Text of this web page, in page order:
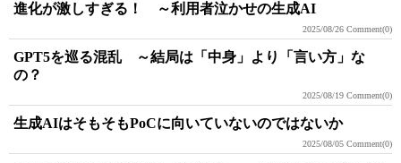
進化が激しすぎる！ ～利用者泣かせの生成AI
2025/08/26 Comment(0)
GPT5を巡る混乱 ～結局は「中身」より「言い方」な
の？
2025/08/19 Comment(0)
生成AIはそもそもPoCに向いていないのではないか
2025/08/05 Comment(0)